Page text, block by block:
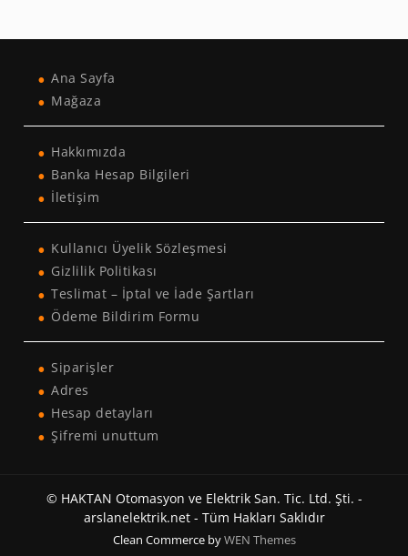
Ana Sayfa
Mağaza
Hakkımızda
Banka Hesap Bilgileri
İletişim
Kullanıcı Üyelik Sözleşmesi
Gizlilik Politikası
Teslimat – İptal ve İade Şartları
Ödeme Bildirim Formu
Siparişler
Adres
Hesap detayları
Şifremi unuttum
© HAKTAN Otomasyon ve Elektrik San. Tic. Ltd. Şti. -
arslanelektrik.net - Tüm Hakları Saklıdır
Clean Commerce byWEN Themes